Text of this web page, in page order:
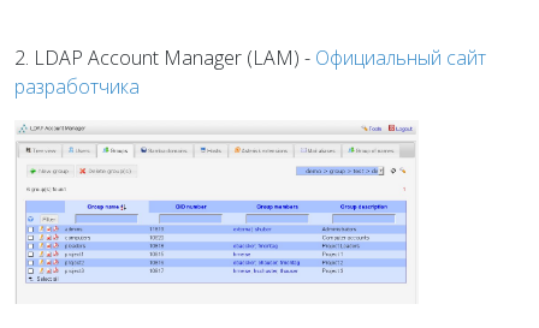
2. LDAP Account Manager (LAM) - Официальный сайт
разработчика